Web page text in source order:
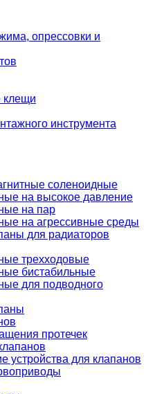
опрессовки и
клещи
инструмента
соленоидные
на высокое давление
на пар
на агрессивные среды
для радиаторов
трехходовые
бистабильные
для подводного
протечек
устройства для клапанов